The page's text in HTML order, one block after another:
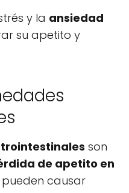
y la ansiedad
su apetito y
son
de apetito en
pueden causar